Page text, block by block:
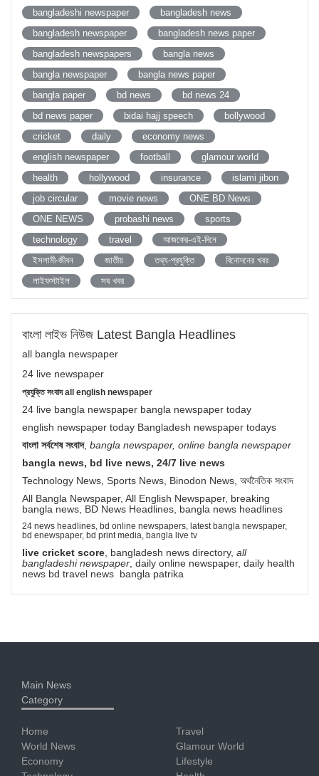
bangladeshi newspaper
bangladesh news
bangladesh newspaper
bangladesh news paper
bangladesh newspapers
bangla news
bangla newspaper
bangla news paper
bangla paper
bd news
bd news 24
bd news paper
bidai hajj speech
bollywood
cricket
daily
economy news
english newspaper
football
glamour world
health
hollywood insurance
islami jibon
job circular
movie news
ONE BD News
ONE NEWS
probashi news
sports
technology
travel
আজকের-এই-দিনে
ইসলামী-জীবন
জাতীয় তথ্য-প্রযুক্তি
বিনোদনের খবর
লাইফস্টাইল
সব খবর
বাংলা লাইভ নিউজ Latest Bangla Headlines
all bangla newspaper
24 live newspaper
প্রযুক্তি সংবাদ all english newspaper
24 live bangla newspaper bangla newspaper today
english newspaper today Bangladesh newspaper todays
বাংলা সর্বশেষ সংবাদ, bangla newspaper, online bangla newspaper
bangla news, bd live news, 24/7 live news
Technology News, Sports News, Binodon News, অর্থনৈতিক সংবাদ
All Bangla Newspaper, All English Newspaper, breaking
bangla news, BD News Headlines, bangla news headlines
24 news headlines, bd online newspapers, latest bangla newspaper,
bd enewspaper, bd print media, bangla live tv
live cricket score , bangladesh news directory, all
bangladeshi newspaper , daily online newspaper, daily health
news bd travel news bangla patrika
Main News
Category
Home
World News
Economy
Travel
Glamour World
Lifestyle